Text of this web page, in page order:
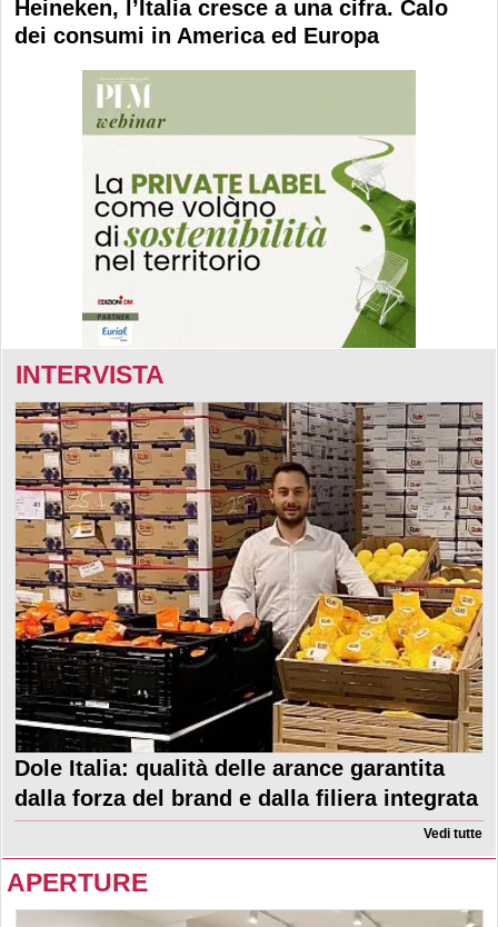
Heineken, l’Italia cresce a una cifra. Calo
dei consumi in America ed Europa
INTERVISTA
Dole Italia: qualità delle arance garantita
dalla forza del brand e dalla filiera integrata
Vedi tutte
APERTURE